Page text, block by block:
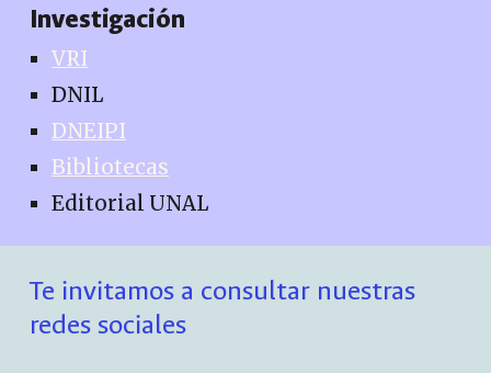
Investigación
VRI
DNIL
DNEIPI
Bibliotecas
Editorial UNAL
Te invitamos a consultar nuestras
redes sociales